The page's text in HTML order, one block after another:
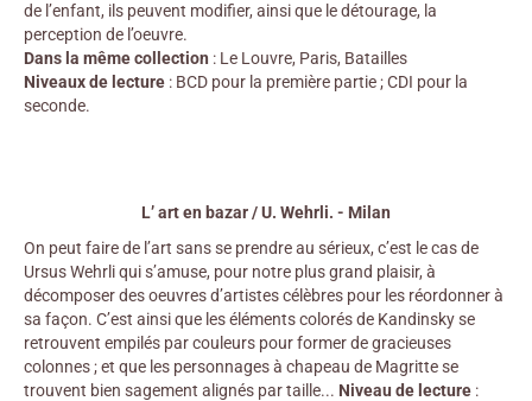
de l’enfant, ils peuvent modifier, ainsi que le détourage, la
perception de l’oeuvre.
Dans la même collection : Le Louvre, Paris, Batailles
Niveaux de lecture : BCD pour la première partie ; CDI pour la
seconde.
L’ art en bazar / U. Wehrli. - Milan
On peut faire de l’art sans se prendre au sérieux, c’est le cas de
Ursus Wehrli qui s’amuse, pour notre plus grand plaisir, à
décomposer des oeuvres d’artistes célèbres pour les réordonner à
sa façon. C’est ainsi que les éléments colorés de Kandinsky se
retrouvent empilés par couleurs pour former de gracieuses
colonnes ; et que les personnages à chapeau de Magritte se
trouvent bien sagement alignés par taille... Niveau de lecture :